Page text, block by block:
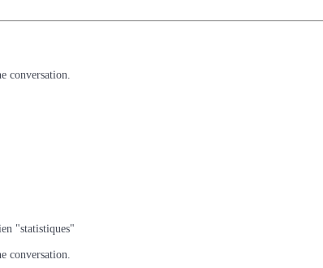
conversation.
"statistiques"
conversation.